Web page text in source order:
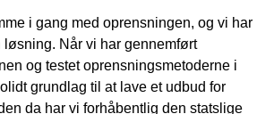
i gang med oprensningen, og vi har
løsning. Når vi har gennemført
og testet oprensningsmetoderne i
grundlag til at lave et udbud for
da har vi forhåbentlig den statslige